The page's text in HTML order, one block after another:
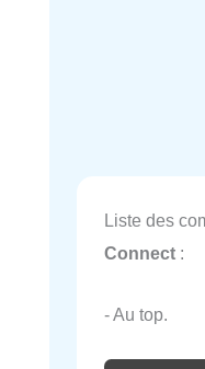
Liste des
Connect :
- Au top.